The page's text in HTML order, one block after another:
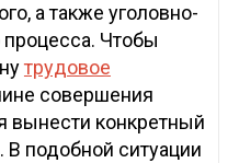
а также уголовно-
Чтобы
трудовое
совершения
вынести конкретный
подобной ситуации